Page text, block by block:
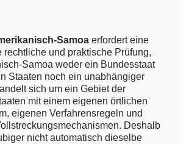
Samoa erfordert eine
rechtliche und praktische Prüfung,
Samoa weder ein Bundesstaat
Staaten noch ein unabhängiger
sich um ein Gebiet der
mit einem eigenen örtlichen
eigenen Verfahrensregeln und
Deshalb
nicht automatisch dieselbe